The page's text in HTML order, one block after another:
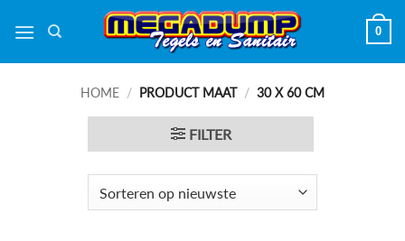
naar
0
HOME / PRODUCT MAAT / 30 X 60 CM
FILTER